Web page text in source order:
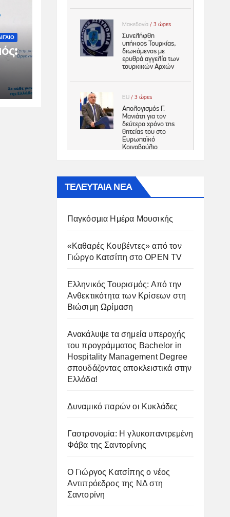
ΤΕΛΕΥΤΑΙΑ ΝΕΑ
Παγκόσμια Ημέρα Μουσικής
«Καθαρές Κουβέντες» από τον
Γιώργο Κατσίπη στο OPEN TV
Ελληνικός Τουρισμός: Από την
Ανθεκτικότητα των Κρίσεων στη
Βιώσιμη Ωρίμαση
Ανακάλυψε τα σημεία υπεροχής
του προγράμματος Bachelor in
Hospitality Management Degree
σπουδάζοντας αποκλειστικά στην
Ελλάδα!
Δυναμικό παρών οι Κυκλάδες
Γαστρονομία: Η γλυκοπαντρεμένη
Φάβα της Σαντορίνης
Ο Γιώργος Κατσίπης ο νέος
Αντιπρόεδρος της ΝΔ στη
Σαντορίνη